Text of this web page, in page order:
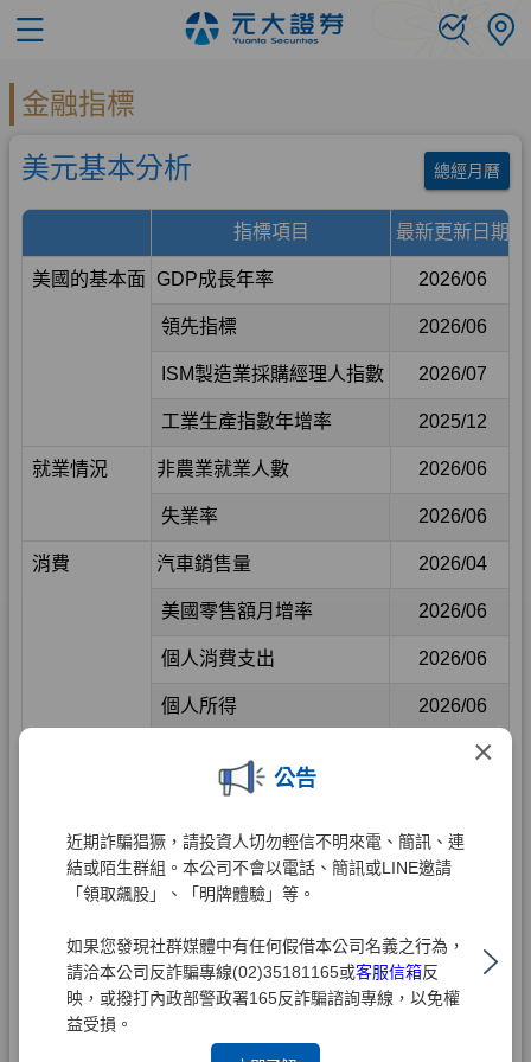
×
公告
近期詐騙猖獗，請投資人切勿輕信不明來電、簡訊、連
結或陌生群組。本公司不會以電話、簡訊或LINE邀請
「領取飆股」、「明牌體驗」等。
如果您發現社群媒體中有任何假借本公司名義之行為，
請洽本公司反詐騙專線(02)35181165或客服信箱反
映，或撥打內政部警政署165反詐騙諮詢專線，以免權
益受損。